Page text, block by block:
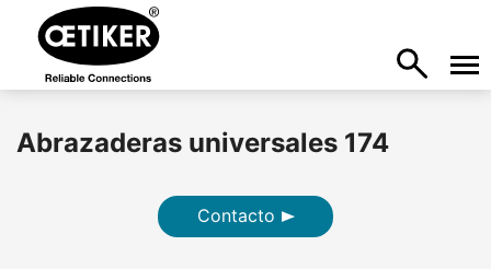
Abrazaderas universales 174
Contacto